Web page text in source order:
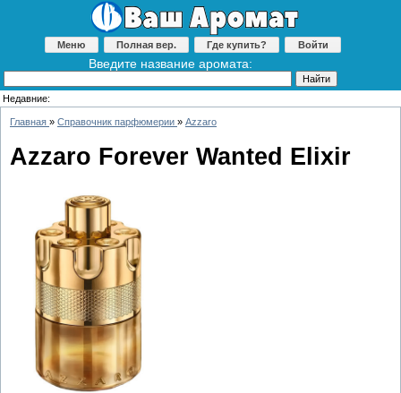
Меню Полная вер. Где купить? Войти
Введите название аромата:
Недавние:
Главная » Справочник парфюмерии » Azzaro
Azzaro Forever Wanted Elixir